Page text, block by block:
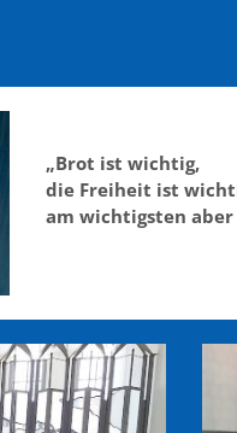
„Brot ist wichtig,
die Freiheit ist
am wichtigsten